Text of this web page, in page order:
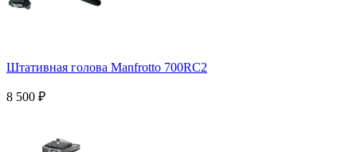
Штативная голова Manfrotto 700RC2
8 500 ₽